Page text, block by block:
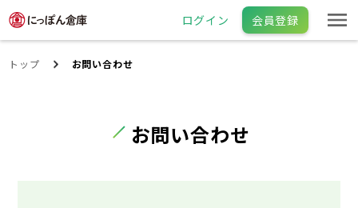
ログイン 会員登録
トップ お問い合わせ
お問い合わせ